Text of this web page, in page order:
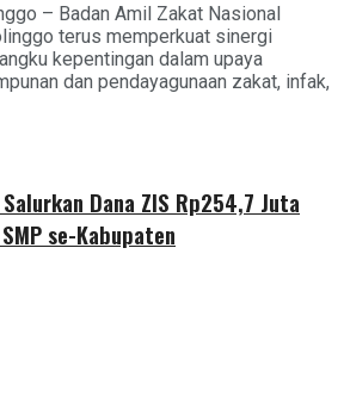
– Badan Amil Zakat Nasional
terus memperkuat sinergi
kepentingan dalam upaya
dan pendayagunaan zakat, infak,
Dana ZIS Rp254,7 Juta
se-Kabupaten